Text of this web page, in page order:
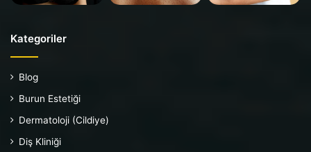
Kategoriler
Blog
Burun Estetiği
Dermatoloji (Cildiye)
Diş Kliniği